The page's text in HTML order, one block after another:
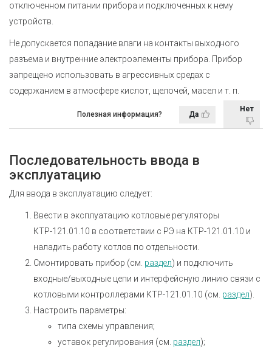
отключенном питании прибора и подключенных к нему
устройств.
Не допускается попадание влаги на контакты выходного
разъема и внутренние электроэлементы прибора. Прибор
запрещено использовать в агрессивных средах с
содержанием в атмосфере кислот, щелочей, масел и т. п.
Полезная информация? Да
Нет
Последовательность ввода в
эксплуатацию
Для ввода в эксплуатацию следует:
Ввести в эксплуатацию котловые регуляторы
КТР-121.01.10 в соответствии с РЭ на КТР-121.01.10 и
наладить работу котлов по отдельности.
Смонтировать прибор (см. раздел) и подключить
входные/выходные цепи и интерфейсную линию связи с
котловыми контроллерами КТР-121.01.10 (см. раздел).
Настроить параметры:
типа схемы управления;
уставок регулирования (см. раздел);